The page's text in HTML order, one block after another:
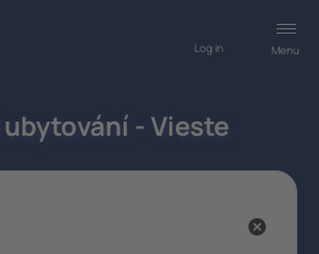
Menu
Log in
ubytování - Vieste